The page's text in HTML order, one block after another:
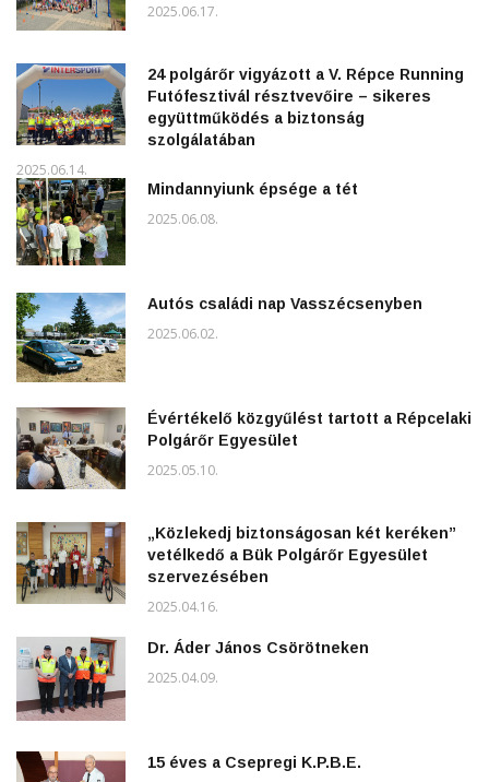
2025.06.17.
24 polgárőr vigyázott a V. Répce Running
Futófesztivál résztvevőire – sikeres
együttműködés a biztonság
szolgálatában
2025.06.14.
Mindannyiunk épsége a tét
2025.06.08.
Autós családi nap Vasszécsenyben
2025.06.02.
Évértékelő közgyűlést tartott a Répcelaki
Polgárőr Egyesület
2025.05.10.
„Közlekedj biztonságosan két keréken”
vetélkedő a Bük Polgárőr Egyesület
szervezésében
2025.04.16.
Dr. Áder János Csörötneken
2025.04.09.
15 éves a Csepregi K.P.B.E.